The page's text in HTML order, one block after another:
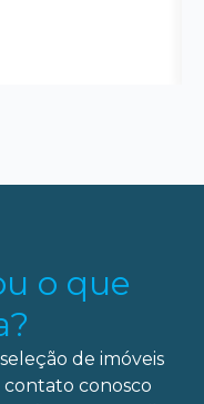
o que
de imóveis
contato conosco